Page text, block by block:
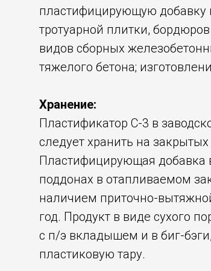
пластифицирующую добавку
тротуарной плитки,
видов сборных
тяжелого бетона;
Хранение:
Пластификатор С-3 в
следует хранить на
Пластифицирующая добавка
поддонах в отапливаемом
наличием приточно-
год. Продукт в виде сухого
с п/э вкладышем и в биг-
пластиковую тару.